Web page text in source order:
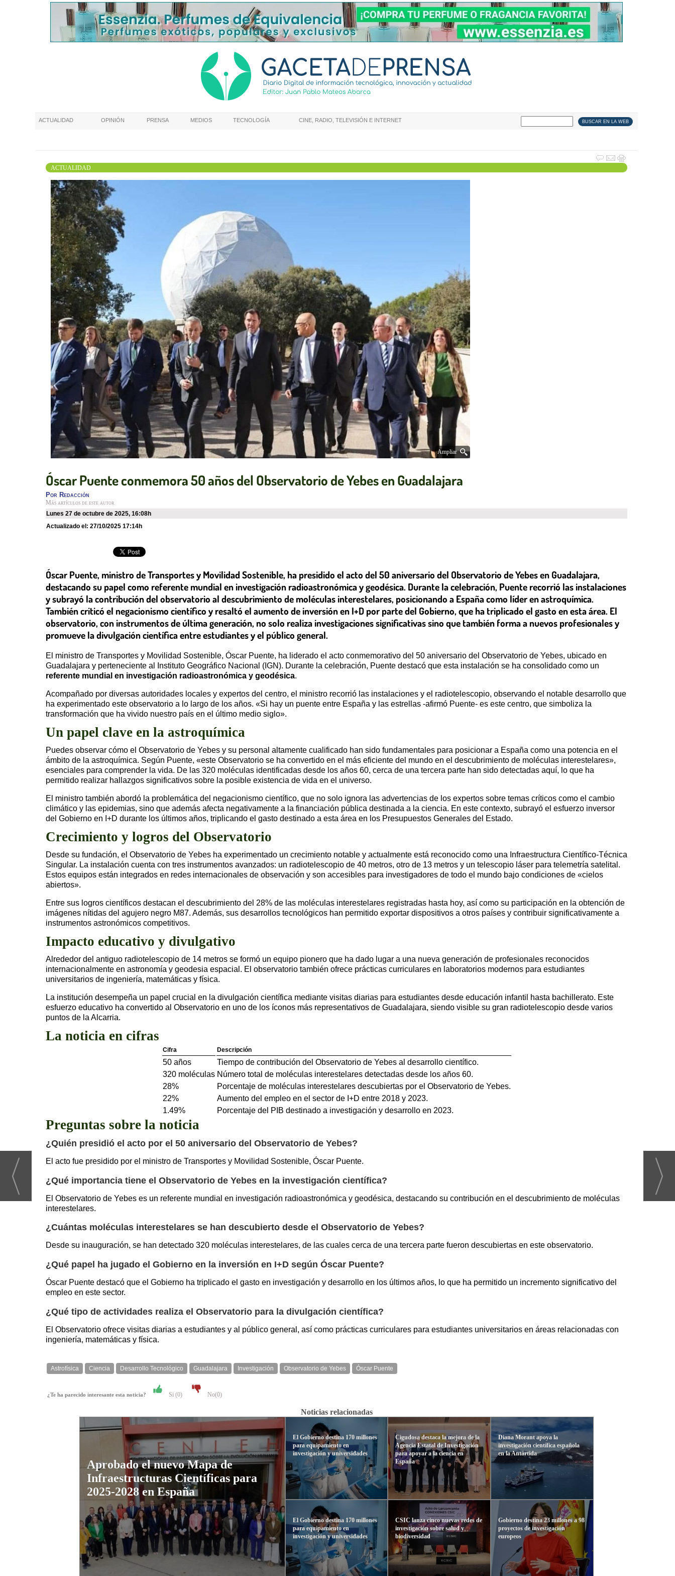
ACTUALIDAD OPINIÓN PRENSA MEDIOS TECNOLOGÍA CINE, RADIO, TELEVISIÓN E INTERNET
ACTUALIDAD
Ampliar
Óscar Puente conmemora 50 años del Observatorio de Yebes en Guadalajara
Por Redacción
Más artículos de este autor
lunes 27 de octubre de 2025, 16:08h
Actualizado el: 27/10/2025 17:14h
Óscar Puente, ministro de Transportes y Movilidad Sostenible, ha presidido el acto del 50 aniversario del Observatorio de Yebes en Guadalajara,
destacando su papel como referente mundial en investigación radioastronómica y geodésica. Durante la celebración, Puente recorrió las instalaciones
y subrayó la contribución del observatorio al descubrimiento de moléculas interestelares, posicionando a España como líder en astroquímica.
También criticó el negacionismo científico y resaltó el aumento de inversión en I+D por parte del Gobierno, que ha triplicado el gasto en esta área. El
observatorio, con instrumentos de última generación, no solo realiza investigaciones significativas sino que también forma a nuevos profesionales y
promueve la divulgación científica entre estudiantes y el público general.
El ministro de Transportes y Movilidad Sostenible, Óscar Puente, ha liderado el acto conmemorativo del 50 aniversario del Observatorio de Yebes, ubicado en
Guadalajara y perteneciente al Instituto Geográfico Nacional (IGN). Durante la celebración, Puente destacó que esta instalación se ha consolidado como un
referente mundial en investigación radioastronómica y geodésica.
Acompañado por diversas autoridades locales y expertos del centro, el ministro recorrió las instalaciones y el radiotelescopio, observando el notable desarrollo que
ha experimentado este observatorio a lo largo de los años. «Si hay un puente entre España y las estrellas -afirmó Puente- es este centro, que simboliza la
transformación que ha vivido nuestro país en el último medio siglo».
Un papel clave en la astroquímica
Puedes observar cómo el Observatorio de Yebes y su personal altamente cualificado han sido fundamentales para posicionar a España como una potencia en el
ámbito de la astroquímica. Según Puente, «este Observatorio se ha convertido en el más eficiente del mundo en el descubrimiento de moléculas interestelares»,
esenciales para comprender la vida. De las 320 moléculas identificadas desde los años 60, cerca de una tercera parte han sido detectadas aquí, lo que ha
permitido realizar hallazgos significativos sobre la posible existencia de vida en el universo.
El ministro también abordó la problemática del negacionismo científico, que no solo ignora las advertencias de los expertos sobre temas críticos como el cambio
climático y las epidemias, sino que además afecta negativamente a la financiación pública destinada a la ciencia. En este contexto, subrayó el esfuerzo inversor
del Gobierno en I+D durante los últimos años, triplicando el gasto destinado a esta área en los Presupuestos Generales del Estado.
Crecimiento y logros del Observatorio
Desde su fundación, el Observatorio de Yebes ha experimentado un crecimiento notable y actualmente está reconocido como una Infraestructura Científico-Técnica
Singular. La instalación cuenta con tres instrumentos avanzados: un radiotelescopio de 40 metros, otro de 13 metros y un telescopio láser para telemetría satelital.
Estos equipos están integrados en redes internacionales de observación y son accesibles para investigadores de todo el mundo bajo condiciones de «cielos
abiertos».
Entre sus logros científicos destacan el descubrimiento del 28% de las moléculas interestelares registradas hasta hoy, así como su participación en la obtención de
imágenes nítidas del agujero negro M87. Además, sus desarrollos tecnológicos han permitido exportar dispositivos a otros países y contribuir significativamente a
instrumentos astronómicos competitivos.
Impacto educativo y divulgativo
Alrededor del antiguo radiotelescopio de 14 metros se formó un equipo pionero que ha dado lugar a una nueva generación de profesionales reconocidos
internacionalmente en astronomía y geodesia espacial. El observatorio también ofrece prácticas curriculares en laboratorios modernos para estudiantes
universitarios de ingeniería, matemáticas y física.
La institución desempeña un papel crucial en la divulgación científica mediante visitas diarias para estudiantes desde educación infantil hasta bachillerato. Este
esfuerzo educativo ha convertido al Observatorio en uno de los íconos más representativos de Guadalajara, siendo visible su gran radiotelescopio desde varios
puntos de la Alcarria.
La noticia en cifras
Cifra Descripción
50 años
Tiempo de contribución del Observatorio de Yebes al desarrollo científico.
320 moléculas Número total de moléculas interestelares detectadas desde los años 60.
28%
Porcentaje de moléculas interestelares descubiertas por el Observatorio de Yebes.
22%
Aumento del empleo en el sector de I+D entre 2018 y 2023.
1.49%
Porcentaje del PIB destinado a investigación y desarrollo en 2023.
Preguntas sobre la noticia
¿Quién presidió el acto por el 50 aniversario del Observatorio de Yebes?
El acto fue presidido por el ministro de Transportes y Movilidad Sostenible, Óscar Puente.
¿Qué importancia tiene el Observatorio de Yebes en la investigación científica?
El Observatorio de Yebes es un referente mundial en investigación radioastronómica y geodésica, destacando su contribución en el descubrimiento de moléculas
interestelares.
¿Cuántas moléculas interestelares se han descubierto desde el Observatorio de Yebes?
Desde su inauguración, se han detectado 320 moléculas interestelares, de las cuales cerca de una tercera parte fueron descubiertas en este observatorio.
¿Qué papel ha jugado el Gobierno en la inversión en I+D según Óscar Puente?
Óscar Puente destacó que el Gobierno ha triplicado el gasto en investigación y desarrollo en los últimos años, lo que ha permitido un incremento significativo del
empleo en este sector.
¿Qué tipo de actividades realiza el Observatorio para la divulgación científica?
El Observatorio ofrece visitas diarias a estudiantes y al público general, así como prácticas curriculares para estudiantes universitarios en áreas relacionadas con
ingeniería, matemáticas y física.
Astrofísica Ciencia Desarrollo Tecnológico Guadalajara Investigación Observatorio de Yebes Óscar Puente
¿Te ha parecido interesante esta noticia? Si (0) No(0)
Noticias relacionadas
Aprobado el nuevo Mapa de
Infraestructuras Científicas para
2025-2028 en España
El Gobierno destina 170 millones
para equipamiento en
investigación y universidades
El Gobierno destina 170 millones
para equipamiento en
investigación y universidades
Cigudosa destaca la mejora de la
Agencia Estatal de Investigación
para apoyar a la ciencia en
España
CSIC lanza cinco nuevas redes de
investigación sobre salud y
biodiversidad
Diana Morant apoya la
investigación científica española
en la Antártida
Gobierno destina 23 millones a 98
proyectos de investigación
europeos